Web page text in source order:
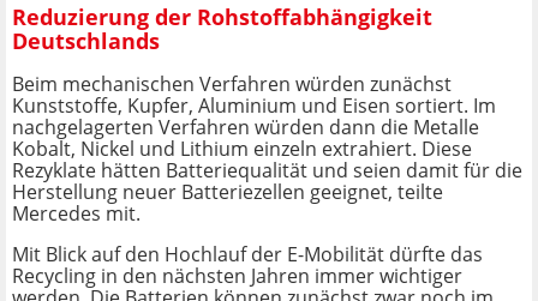
Reduzierung der Rohstoffabhängigkeit
Deutschlands
Beim mechanischen Verfahren würden zunächst
Kunststoffe, Kupfer, Aluminium und Eisen sortiert. Im
nachgelagerten Verfahren würden dann die Metalle
Kobalt, Nickel und Lithium einzeln extrahiert. Diese
Rezyklate hätten Batteriequalität und seien damit für die
Herstellung neuer Batteriezellen geeignet, teilte
Mercedes mit.
Mit Blick auf den Hochlauf der E-Mobilität dürfte das
Recycling in den nächsten Jahren immer wichtiger